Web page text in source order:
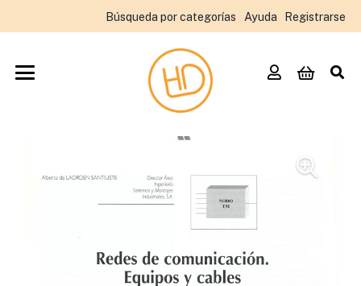
Búsqueda por categorías Ayuda Registrarse